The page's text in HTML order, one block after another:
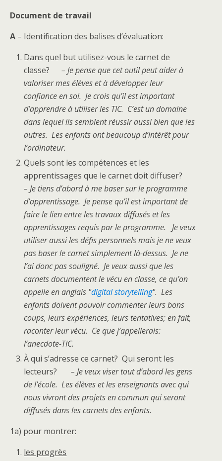
Document de travail
A – Identification des balises d’évaluation:
Dans quel but utilisez-vous le carnet de
classe?– Je pense que cet outil peut aider à
valoriser mes élèves et à développer leur
confiance en soi. Je crois qu’il est important
d’apprendre à utiliser les TIC. C’est un domaine
dans lequel ils semblent réussir aussi bien que les
autres. Les enfants ont beaucoup d’intérêt pour
l’ordinateur.
Quels sont les compétences et les
apprentissages que le carnet doit diffuser?
– Je tiens d’abord à me baser sur le programme
d’apprentissage. Je pense qu’il est important de
faire le lien entre les travaux diffusés et les
apprentissages requis par le programme. Je veux
utiliser aussi les défis personnels mais je ne veux
pas baser le carnet simplement là-dessus. Je ne
l’ai donc pas souligné. Je veux aussi que les
carnets documentent le vécu en classe, ce qu’on
appelle en anglais "digital storytelling". Les
enfants doivent pouvoir commenter leurs bons
coups, leurs expériences, leurs tentatives; en fait,
raconter leur vécu. Ce que j’appellerais:
l’anecdote-TIC.
À qui s’adresse ce carnet? Qui seront les
lecteurs?– Je veux viser tout d’abord les gens
de l’école. Les élèves et les enseignants avec qui
nous vivront des projets en commun qui seront
diffusés dans les carnets des enfants.
1a) pour montrer:
les progrès